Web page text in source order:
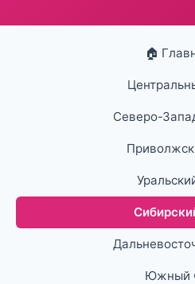
🏠
Северо-
Южный